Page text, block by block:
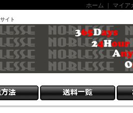
ホーム マイア
イト